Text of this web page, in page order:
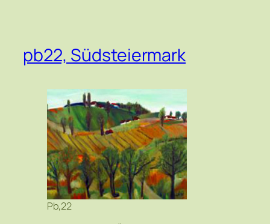
pb22, Südsteiermark
Pb,22